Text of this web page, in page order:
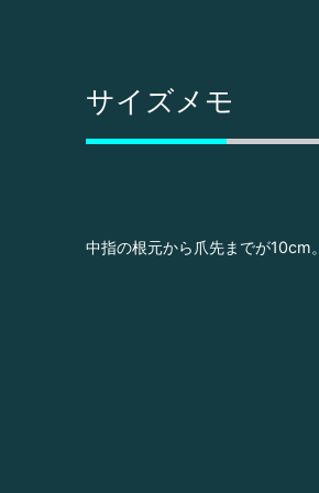
サイズメモ
中指の根元から爪先までが10cm。